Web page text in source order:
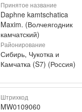
Принятое название
Daphne kamtschatica
Maxim. (Волчеягодник
камчатский)
Районирование
Сибирь, Чукотка и
Камчатка (S7) (Россия)
Штрихкод
MW0109060